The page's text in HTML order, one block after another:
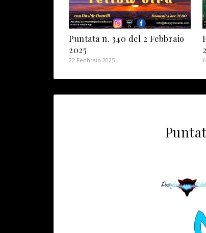
Puntata n. 340 del 2 Febbraio
2025
22 Febbraio 2025